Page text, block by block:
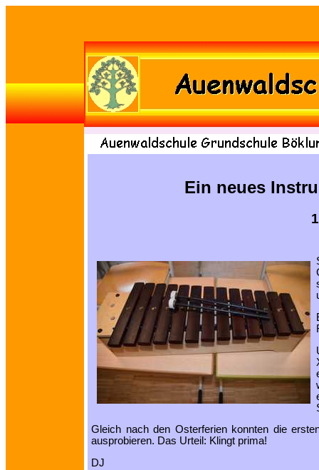
Ein neues
Gleich nach den Osterferien konnten die
ausprobieren. Das Urteil: Klingt prima!
DJ